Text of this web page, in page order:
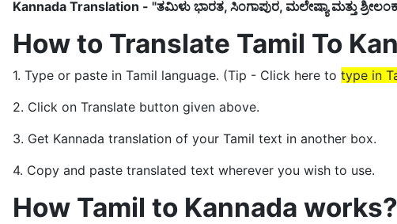
Kannada Translation - "ತಮಿಳು ಭಾರತ, ಸಿಂಗಾಪುರ, ಮಲೇಷ್ಯಾ ಮತ್ತು
How to Translate Tamil To
1. Type or paste in Tamil language. (Tip - Click here to type in
2. Click on Translate button given above.
3. Get Kannada translation of your Tamil text in another box.
4. Copy and paste translated text wherever you wish to use.
How Tamil to Kannada works?